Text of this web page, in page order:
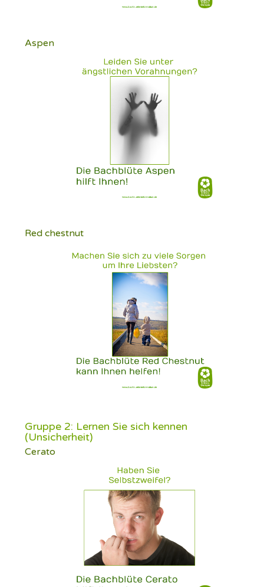
Aspen
Red chestnut
Gruppe 2: Lernen Sie sich kennen
(Unsicherheit)
Cerato